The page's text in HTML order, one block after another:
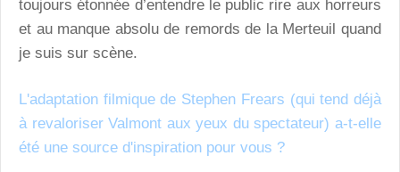
toujours étonnée d’entendre le public rire aux horreurs
et au manque absolu de remords de la Merteuil quand
je suis sur scène.
L'adaptation filmique de Stephen Frears (qui tend déjà
à revaloriser Valmont aux yeux du spectateur) a-t-elle
été une source d'inspiration pour vous ?